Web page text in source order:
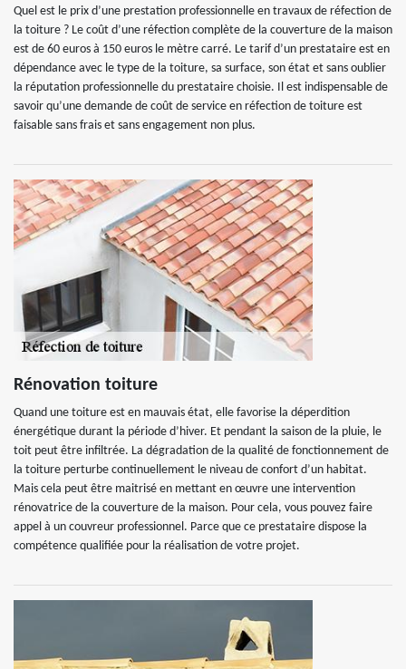
Quel est le prix d’une prestation professionnelle en travaux de réfection de
la toiture ? Le coût d’une réfection complète de la couverture de la maison
est de 60 euros à 150 euros le mètre carré. Le tarif d’un prestataire est en
dépendance avec le type de la toiture, sa surface, son état et sans oublier
la réputation professionnelle du prestataire choisie. Il est indispensable de
savoir qu’une demande de coût de service en réfection de toiture est
faisable sans frais et sans engagement non plus.
Rénovation toiture
Quand une toiture est en mauvais état, elle favorise la déperdition
énergétique durant la période d’hiver. Et pendant la saison de la pluie, le
toit peut être infiltrée. La dégradation de la qualité de fonctionnement de
la toiture perturbe continuellement le niveau de confort d’un habitat.
Mais cela peut être maitrisé en mettant en œuvre une intervention
rénovatrice de la couverture de la maison. Pour cela, vous pouvez faire
appel à un couvreur professionnel. Parce que ce prestataire dispose la
compétence qualifiée pour la réalisation de votre projet.